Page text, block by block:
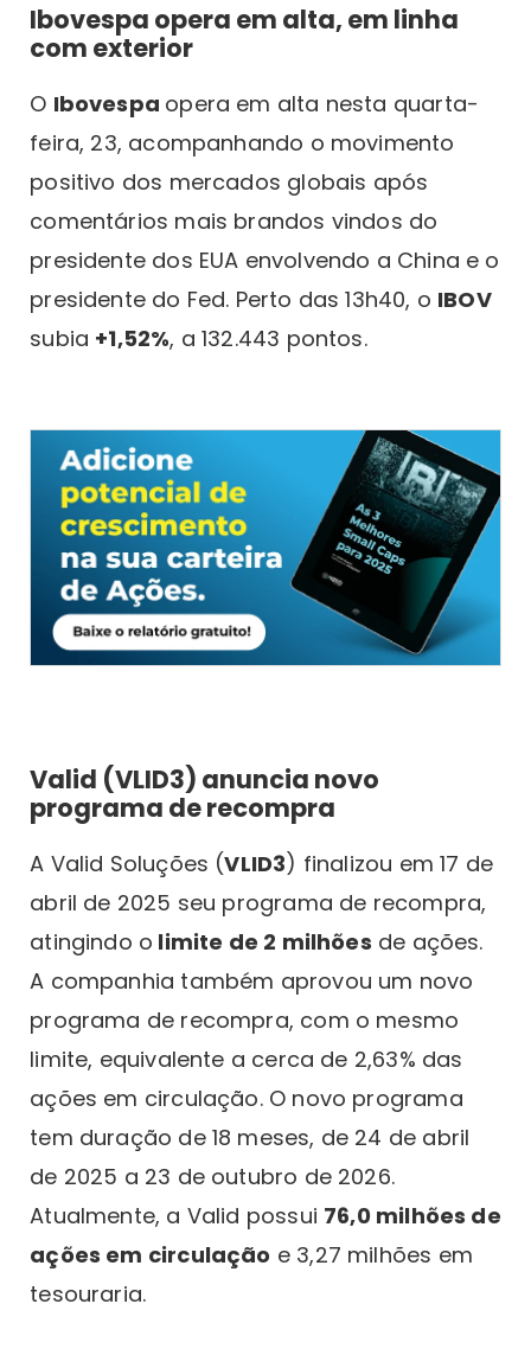
Ibovespa opera em alta, em linha
com exterior
O Ibovespa opera em alta nesta quarta-
feira, 23, acompanhando o movimento
positivo dos mercados globais após
comentários mais brandos vindos do
presidente dos EUA envolvendo a China e o
presidente do Fed. Perto das 13h40, o IBOV
subia +1,52%, a 132.443 pontos.
Valid (VLID3) anuncia novo
programa de recompra
A Valid Soluções (VLID3) finalizou em 17 de
abril de 2025 seu programa de recompra,
atingindo o limite de 2 milhões de ações.
A companhia também aprovou um novo
programa de recompra, com o mesmo
limite, equivalente a cerca de 2,63% das
ações em circulação. O novo programa
tem duração de 18 meses, de 24 de abril
de 2025 a 23 de outubro de 2026.
Atualmente, a Valid possui 76,0 milhões de
ações em circulação e 3,27 milhões em
tesouraria.